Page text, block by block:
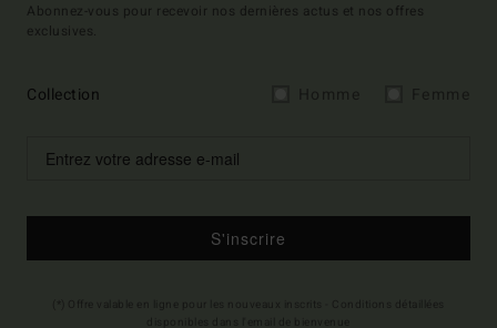
Abonnez-vous pour recevoir nos dernières actus et nos offres
exclusives.
Collection
S'inscrire